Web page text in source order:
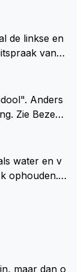
de linkse en
van e
niet wet
normale a
regering
Anders
Zie Bezech
water en v
ophouden.
Nottinghem
de arge
nooit ooit m
en dat zal
maar dan o